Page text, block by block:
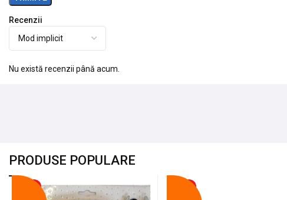
Recenzii
Nu există recenzii până acum.
PRODUSE POPULARE